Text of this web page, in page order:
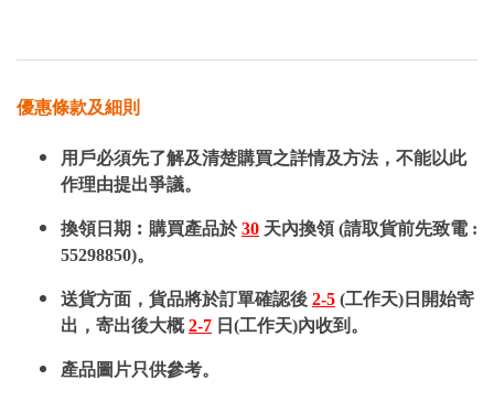
優惠條款及細則
用戶必須先了解及清楚購買之詳情及方法，不能以此
作理由提出爭議。
換領日期︰購買產品於30 天內換領 (請取貨前先致電 :
55298850)。
送貨方面，貨品將於訂單確認後 2-5 (工作天)日開始寄
出，寄出後大概2-7 日(工作天)內收到。
產品圖片只供參考。